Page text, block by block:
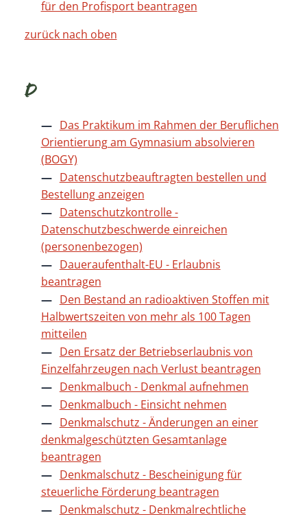
für den Profisport beantragen
zurück nach oben
D
Das Praktikum im Rahmen der Beruflichen
Orientierung am Gymnasium absolvieren
(BOGY)
Datenschutzbeauftragten bestellen und
Bestellung anzeigen
Datenschutzkontrolle -
Datenschutzbeschwerde einreichen
(personenbezogen)
Daueraufenthalt-EU - Erlaubnis
beantragen
Den Bestand an radioaktiven Stoffen mit
Halbwertszeiten von mehr als 100 Tagen
mitteilen
Den Ersatz der Betriebserlaubnis von
Einzelfahrzeugen nach Verlust beantragen
Denkmalbuch - Denkmal aufnehmen
Denkmalbuch - Einsicht nehmen
Denkmalschutz - Änderungen an einer
denkmalgeschützten Gesamtanlage
beantragen
Denkmalschutz - Bescheinigung für
steuerliche Förderung beantragen
Denkmalschutz - Denkmalrechtliche